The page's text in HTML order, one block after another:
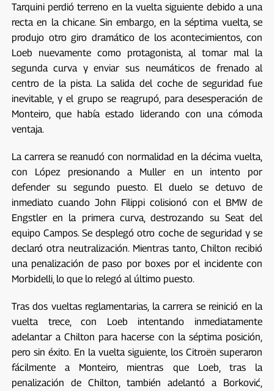
Tarquini perdió terreno en la vuelta siguiente debido a una
recta en la chicane. Sin embargo, en la séptima vuelta, se
produjo otro giro dramático de los acontecimientos, con
Loeb nuevamente como protagonista, al tomar mal la
segunda curva y enviar sus neumáticos de frenado al
centro de la pista. La salida del coche de seguridad fue
inevitable, y el grupo se reagrupó, para desesperación de
Monteiro, que había estado liderando con una cómoda
ventaja.
La carrera se reanudó con normalidad en la décima vuelta,
con López presionando a Muller en un intento por
defender su segundo puesto. El duelo se detuvo de
inmediato cuando John Filippi colisionó con el BMW de
Engstler en la primera curva, destrozando su Seat del
equipo Campos. Se desplegó otro coche de seguridad y se
declaró otra neutralización. Mientras tanto, Chilton recibió
una penalización de paso por boxes por el incidente con
Morbidelli, lo que lo relegó al último puesto.
Tras dos vueltas reglamentarias, la carrera se reinició en la
vuelta trece, con Loeb intentando inmediatamente
adelantar a Chilton para hacerse con la séptima posición,
pero sin éxito. En la vuelta siguiente, los Citroën superaron
fácilmente a Monteiro, mientras que Loeb, tras la
penalización de Chilton, también adelantó a Borković,